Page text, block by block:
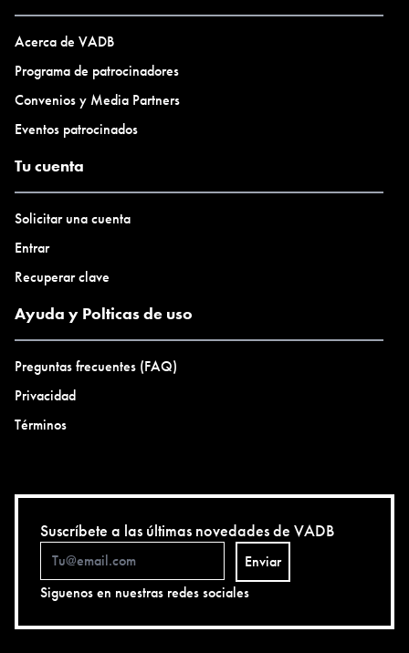
Acerca de VADB
Programa de patrocinadores
Convenios y Media Partners
Eventos patrocinados
Tu cuenta
Solicitar una cuenta
Entrar
Recuperar clave
Ayuda y Polticas de uso
Preguntas frecuentes (FAQ)
Privacidad
Términos
Suscríbete a las últimas novedades de VADB
Enviar
Siguenos en nuestras redes sociales